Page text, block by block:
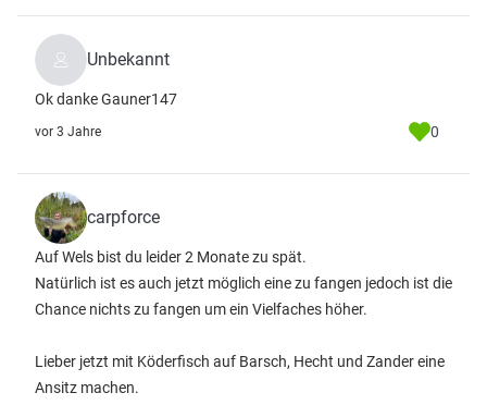
Unbekannt
Ok danke Gauner147
vor 3 Jahre 0
carpforce
Auf Wels bist du leider 2 Monate zu spät.
Natürlich ist es auch jetzt möglich eine zu fangen jedoch ist die
Chance nichts zu fangen um ein Vielfaches höher.
Lieber jetzt mit Köderfisch auf Barsch, Hecht und Zander eine
Ansitz machen.